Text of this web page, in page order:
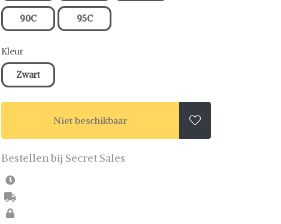
90C 95C
Kleur
Zwart
Niet beschikbaar 
Bestellen bij Secret Sales